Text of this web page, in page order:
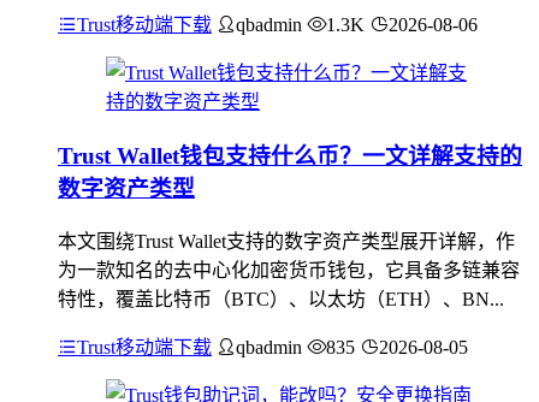
Trust移动端下载 qbadmin 1.3K 2026-08-06
Trust Wallet钱包支持什么币？一文详解支持的
数字资产类型
本文围绕Trust Wallet支持的数字资产类型展开详解，作
为一款知名的去中心化加密货币钱包，它具备多链兼容
特性，覆盖比特币（BTC）、以太坊（ETH）、BN...
Trust移动端下载 qbadmin 835 2026-08-05